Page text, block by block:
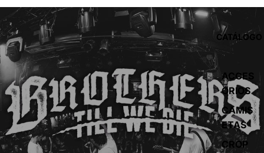
CATÁLOGO
ACCES
ORIOS
CAMIS
ETAS
CROP